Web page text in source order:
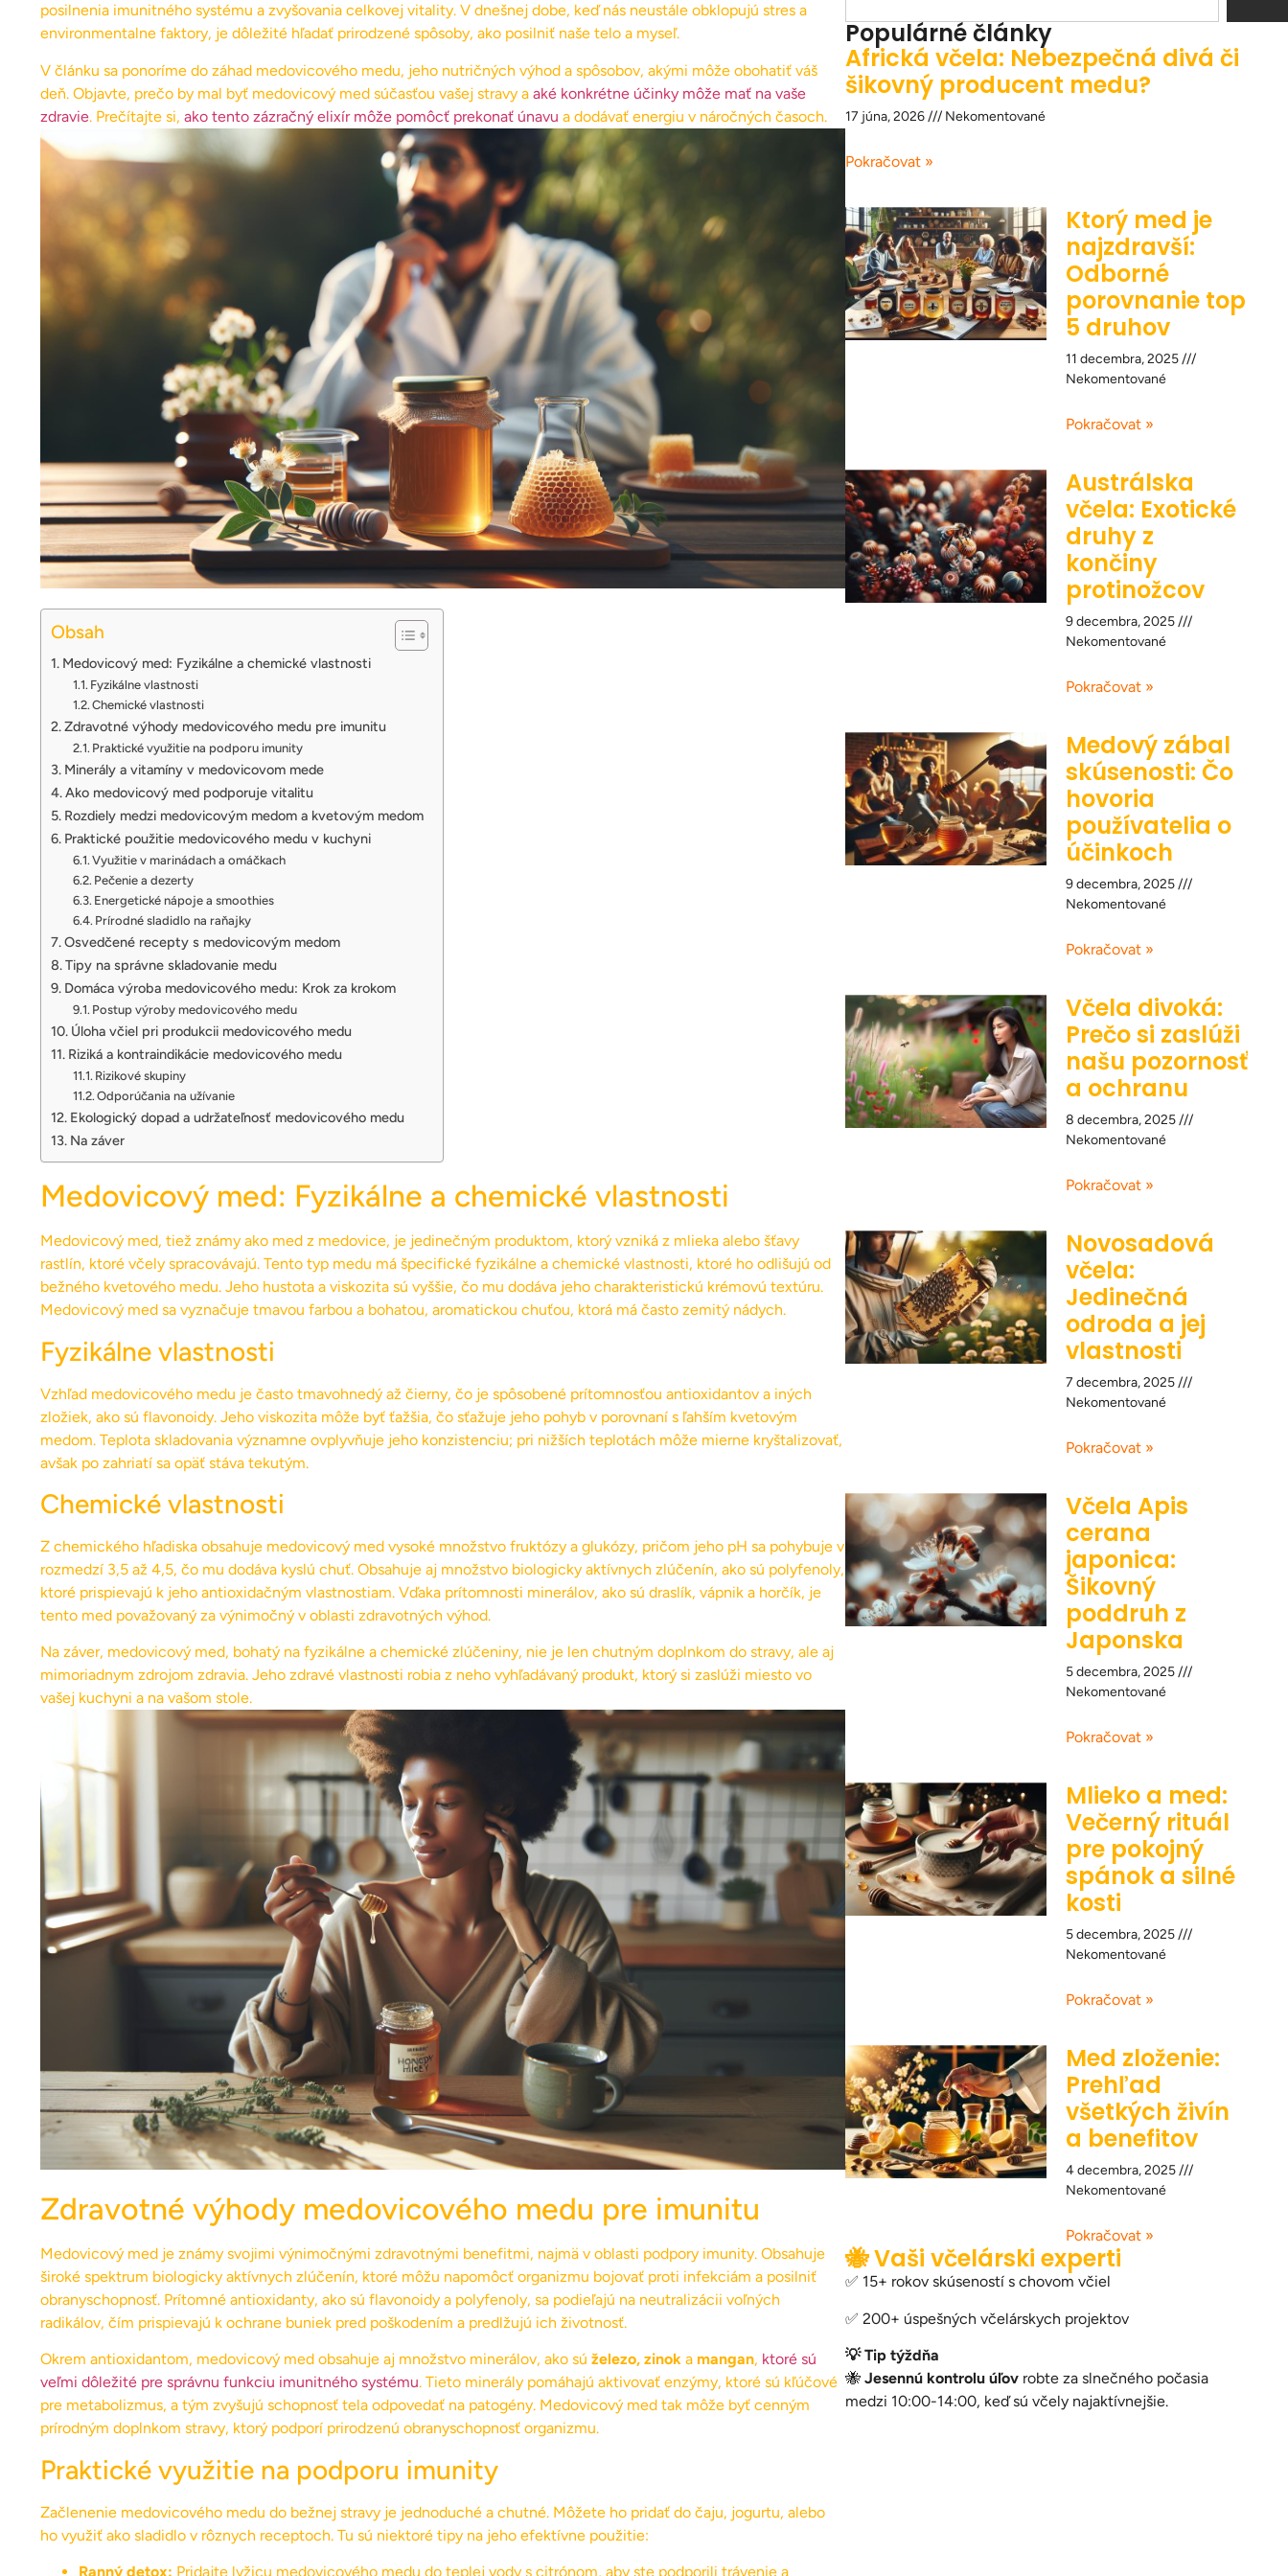
posilnenia imunitného systému a zvyšovania celkovej vitality. V dnešnej dobe, keď nás neustále obklopujú stres a
environmentalne faktory, je dôležité hľadať prirodzené spôsoby, ako posilniť naše telo a myseľ.
V článku sa ponoríme do záhad medovicového medu, jeho nutričných výhod a spôsobov, akými môže obohatiť váš
deň. Objavte, prečo by mal byť medovicový med súčasťou vašej stravy a aké konkrétne účinky môže mať na vaše
zdravie. Prečítajte si, ako tento zázračný elixír môže pomôcť prekonať únavu a dodávať energiu v náročných časoch.
Obsah
Medovicový med: Fyzikálne a chemické vlastnosti
Fyzikálne vlastnosti
Chemické vlastnosti
Zdravotné výhody medovicového medu pre imunitu
Praktické využitie na podporu imunity
Minerály a vitamíny v medovicovom mede
Ako medovicový med podporuje vitalitu
Rozdiely medzi medovicovým medom a kvetovým medom
Praktické použitie medovicového medu v kuchyni
Využitie v marinádach a omáčkach
Pečenie a dezerty
Energetické nápoje a smoothies
Prírodné sladidlo na raňajky
Osvedčené recepty s medovicovým medom
Tipy na správne skladovanie medu
Domáca výroba medovicového medu: Krok za krokom
Postup výroby medovicového medu
Úloha včiel pri produkcii medovicového medu
Riziká a kontraindikácie medovicového medu
Rizikové skupiny
Odporúčania na užívanie
Ekologický dopad a udržateľnosť medovicového medu
Na záver
Medovicový med: Fyzikálne a chemické vlastnosti
Medovicový med, tiež známy ako med z medovice, je jedinečným produktom, ktorý vzniká z mlieka alebo šťavy
rastlín, ktoré včely spracovávajú. Tento typ medu má špecifické fyzikálne a chemické vlastnosti, ktoré ho odlišujú od
bežného kvetového medu. Jeho hustota a viskozita sú vyššie, čo mu dodáva jeho charakteristickú krémovú textúru.
Medovicový med sa vyznačuje tmavou farbou a bohatou, aromatickou chuťou, ktorá má často zemitý nádych.
Fyzikálne vlastnosti
Vzhľad medovicového medu je často tmavohnedý až čierny, čo je spôsobené prítomnosťou antioxidantov a iných
zložiek, ako sú flavonoidy. Jeho viskozita môže byť ťažšia, čo sťažuje jeho pohyb v porovnaní s ľahším kvetovým
medom. Teplota skladovania významne ovplyvňuje jeho konzistenciu; pri nižších teplotách môže mierne kryštalizovať,
avšak po zahriatí sa opäť stáva tekutým.
Chemické vlastnosti
Z chemického hľadiska obsahuje medovicový med vysoké množstvo fruktózy a glukózy, pričom jeho pH sa pohybuje v
rozmedzí 3,5 až 4,5, čo mu dodáva kyslú chuť. Obsahuje aj množstvo biologicky aktívnych zlúčenín, ako sú polyfenoly,
ktoré prispievajú k jeho antioxidačným vlastnostiam. Vďaka prítomnosti minerálov, ako sú draslík, vápnik a horčík, je
tento med považovaný za výnimočný v oblasti zdravotných výhod.
Na záver, medovicový med, bohatý na fyzikálne a chemické zlúčeniny, nie je len chutným doplnkom do stravy, ale aj
mimoriadnym zdrojom zdravia. Jeho zdravé vlastnosti robia z neho vyhľadávaný produkt, ktorý si zaslúži miesto vo
vašej kuchyni a na vašom stole.
Zdravotné výhody medovicového medu pre imunitu
Medovicový med je známy svojimi výnimočnými zdravotnými benefitmi, najmä v oblasti podpory imunity. Obsahuje
široké spektrum biologicky aktívnych zlúčenín, ktoré môžu napomôcť organizmu bojovať proti infekciám a posilniť
obranyschopnosť. Prítomné antioxidanty, ako sú flavonoidy a polyfenoly, sa podieľajú na neutralizácii voľných
radikálov, čím prispievajú k ochrane buniek pred poškodením a predlžujú ich životnosť.
Okrem antioxidantom, medovicový med obsahuje aj množstvo minerálov, ako sú železo, zinok a mangan, ktoré sú
veľmi dôležité pre správnu funkciu imunitného systému. Tieto minerály pomáhajú aktivovať enzýmy, ktoré sú kľúčové
pre metabolizmus, a tým zvyšujú schopnosť tela odpovedať na patogény. Medovicový med tak môže byť cenným
prírodným doplnkom stravy, ktorý podporí prirodzenú obranyschopnosť organizmu.
Praktické využitie na podporu imunity
Začlenenie medovicového medu do bežnej stravy je jednoduché a chutné. Môžete ho pridať do čaju, jogurtu, alebo
ho využiť ako sladidlo v rôznych receptoch. Tu sú niektoré tipy na jeho efektívne použitie:
Ranný detox: Pridajte lyžicu medovicového medu do teplej vody s citrónom, aby ste podporili trávenie a
Populárné články
Africká včela: Nebezpečná divá či
šikovný producent medu?
17 júna, 2026 Nekomentované
Pokračovat »
Ktorý med je
najzdravší:
Odborné
porovnanie top
5 druhov
11 decembra, 2025
Nekomentované
Pokračovat »
Austrálska
včela: Exotické
druhy z
končiny
protinožcov
9 decembra, 2025
Nekomentované
Pokračovat »
Medový zábal
skúsenosti: Čo
hovoria
používatelia o
účinkoch
9 decembra, 2025
Nekomentované
Pokračovat »
Včela divoká:
Prečo si zaslúži
našu pozornosť
a ochranu
8 decembra, 2025
Nekomentované
Pokračovat »
Novosadová
včela:
Jedinečná
odroda a jej
vlastnosti
7 decembra, 2025
Nekomentované
Pokračovat »
Včela Apis
cerana
japonica:
Šikovný
poddruh z
Japonska
5 decembra, 2025
Nekomentované
Pokračovat »
Mlieko a med:
Večerný rituál
pre pokojný
spánok a silné
kosti
5 decembra, 2025
Nekomentované
Pokračovat »
Med zloženie:
Prehľad
všetkých živín
a benefitov
4 decembra, 2025
Nekomentované
Pokračovat »
🐝 Vaši včelárski experti
✅ 15+ rokov skúseností s chovom včiel
✅ 200+ úspešných včelárskych projektov
💡 Tip týždňa
🐝 Jesennú kontrolu úľov robte za slnečného počasia
medzi 10:00-14:00, keď sú včely najaktívnejšie.